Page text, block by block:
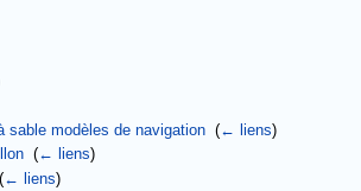
sable modèles de navigation ‎(← liens)
‎(← liens)
(← liens)